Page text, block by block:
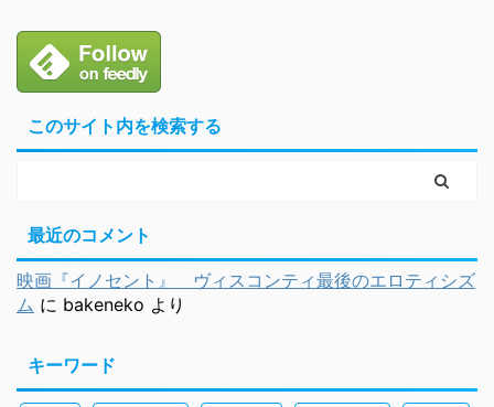
このサイト内を検索する
最近のコメント
映画『イノセント』 ヴィスコンティ最後のエロティシズ
ム に bakeneko より
キーワード